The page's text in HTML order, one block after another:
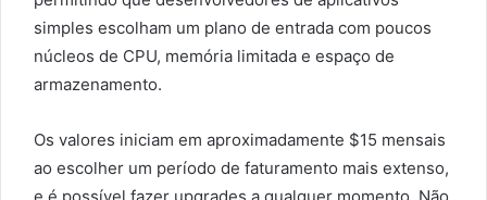
simples escolham um plano de entrada com poucos
núcleos de CPU, memória limitada e espaço de
armazenamento.
Os valores iniciam em aproximadamente $15 mensais
ao escolher um período de faturamento mais extenso,